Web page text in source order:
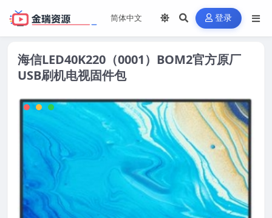
登录
海信LED40K220（0001）BOM2官方原厂
USB刷机电视固件包